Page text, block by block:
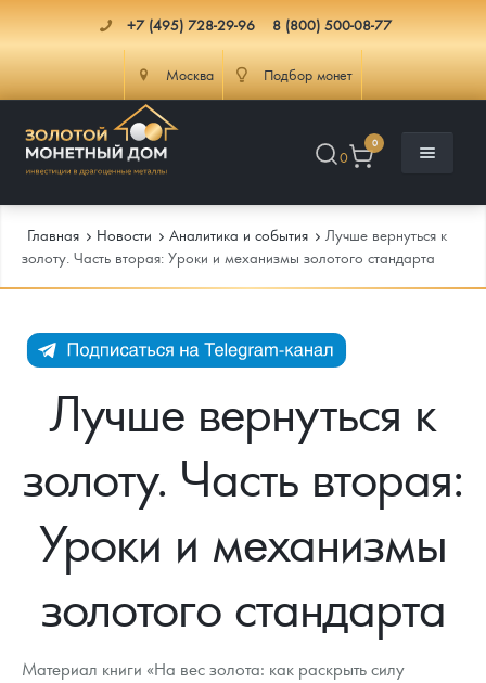
+7 (495) 728-29-96 8 (800) 500-08-77
Москва Подбор монет
0
0
Каталог Монет
Инвестиционные монеты
Памятные монеты России и СССР
Монеты Царской России
Монеты стран мира после 1950г
Монеты и жетоны ЗМД
Георгий Победоносец
Инфо
Как сделать заказ
Гарантии
Доставка
Информация
Аналитика и события
2026 год
Котировки
Главная Новости Аналитика и события
Лучше вернуться к
золоту. Часть вторая: Уроки и механизмы золотого стандарта
Лучше вернуться к
золоту. Часть вторая:
Уроки и механизмы
золотого стандарта
Материал книги «На вес золота: как раскрыть силу